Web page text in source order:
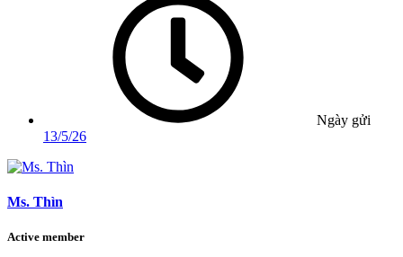
Ngày gửi
13/5/26
Ms. Thìn
Active member